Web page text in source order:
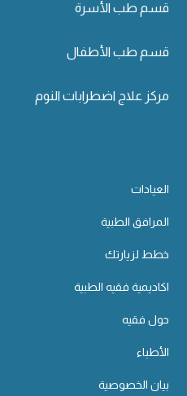
قسم طب الأسرة
قسم طب الأطفال
مركز علاج اضطرابات النوم
العيادات
المرافق الطبية
خطط لزيارتك
اكاديمية فقيه الطبية
حول فقيه
الأطباء
بيان الخصوصية